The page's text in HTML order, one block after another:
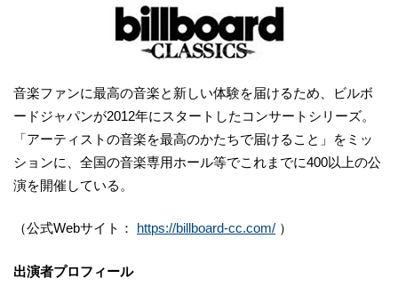
音楽ファンに最高の音楽と新しい体験を届けるため、ビルボ
ードジャパンが2012年にスタートしたコンサートシリーズ。
「アーティストの音楽を最高のかたちで届けること」をミッ
ションに、全国の音楽専用ホール等でこれまでに400以上の公
演を開催している。
（公式Webサイト： https://billboard-cc.com/ ）
出演者プロフィール